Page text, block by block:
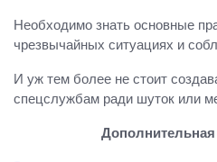
Необходимо знать основные
чрезвычайных ситуациях и
И уж тем более не стоит
спецслужбам ради шуток или